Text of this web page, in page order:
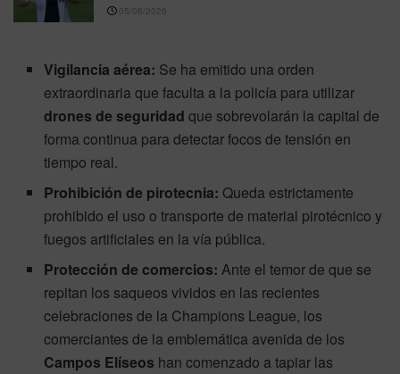
05/08/2026
Vigilancia aérea: Se ha emitido una orden
extraordinaria que faculta a la policía para utilizar
drones de seguridad que sobrevolarán la capital de
forma continua para detectar focos de tensión en
tiempo real.
Prohibición de pirotecnia: Queda estrictamente
prohibido el uso o transporte de material pirotécnico y
fuegos artificiales en la vía pública.
Protección de comercios: Ante el temor de que se
repitan los saqueos vividos en las recientes
celebraciones de la Champions League, los
comerciantes de la emblemática avenida de los
Campos Elíseos han comenzado a tapiar las